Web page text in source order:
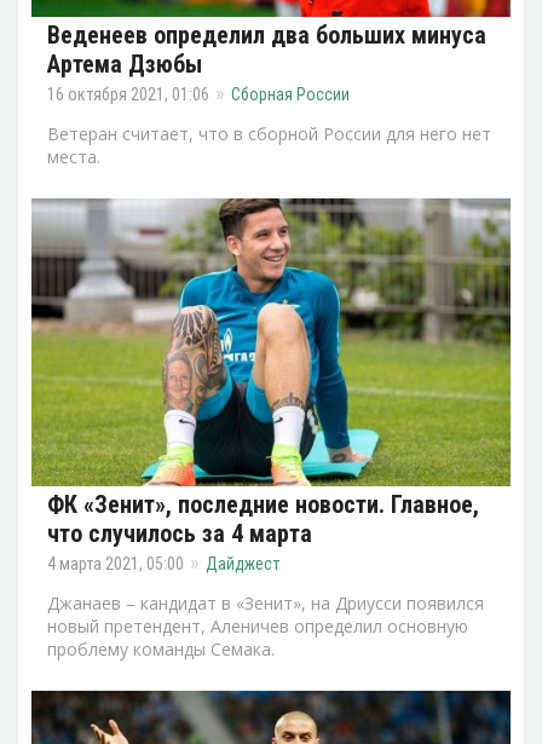
Веденеев определил два больших минуса
Артема Дзюбы
16 октября 2021, 01:06 Сборная России
Ветеран считает, что в сборной России для него нет
места.
ФК «Зенит», последние новости. Главное,
что случилось за 4 марта
4 марта 2021, 05:00 Дайджест
Джанаев – кандидат в «Зенит», на Дриусси появился
новый претендент, Аленичев определил основную
проблему команды Семака.